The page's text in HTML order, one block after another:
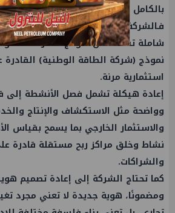
بالكامل بشكل يواكب تطورات صناعة
فـالشركة العامة للبترول تحتاج اليوم
شاملة تنقلها من نموذج الشركة
نموذج (شركة الطاقة الوطنية)
استثمارية مرنة.
إعادة هيكلة تشمل فصل الأنشطة إلى
وواضحة مثل الاستكشاف والإنتاج
والاستثمار الخارجي بما يسمح بقياس
نشاط وخلق مراكز ربح مستقلة قادرة
والشراكات.
كما تحتاج الشركة إلى إعادة تصميم
ومضمونًا، هوية جديدة لا تعني مجرد